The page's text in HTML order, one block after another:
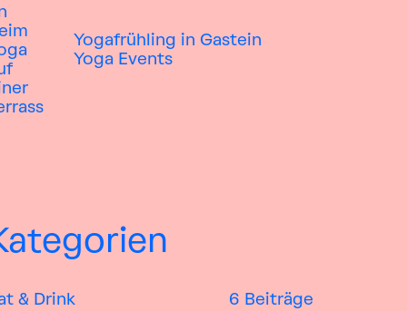
Yogafrühling in Gastein
Yoga Events
& Drink 6 Beiträge